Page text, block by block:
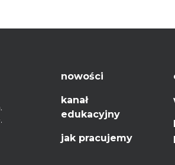
nowości
kanał
edukacyjny
jak pracujemy